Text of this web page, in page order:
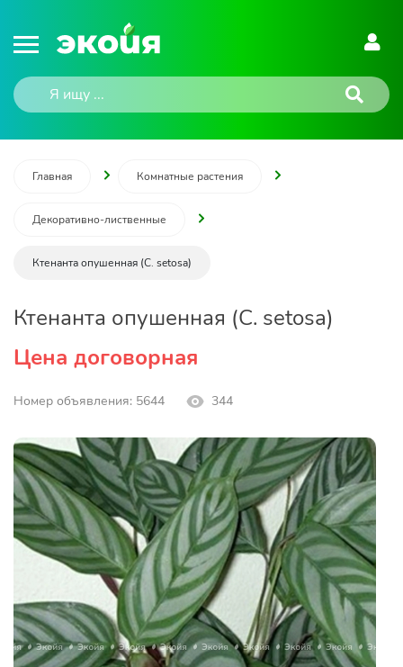
Главная Комнатные растения
Декоративно-лиственные
Ктенанта опушенная (C. setosa)
Ктенанта опушенная (C. setosa)
Цена договорная
Номер объявления: 5644 344